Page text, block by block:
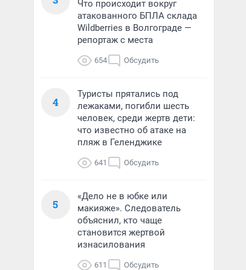
Что происходит вокруг
атакованного БПЛА склада
Wildberries в Волгограде —
репортаж с места
654 Обсудить
4
Туристы прятались под
лежаками, погибли шесть
человек, среди жертв дети:
что известно об атаке на
пляж в Геленджике
641 Обсудить
5
«Дело не в юбке или
макияже». Следователь
объяснил, кто чаще
становится жертвой
изнасилования
611 Обсудить